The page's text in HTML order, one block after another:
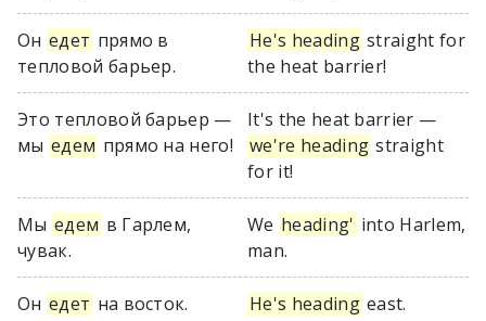
Он едет прямо в
тепловой барьер.
He's heading straight for
the heat barrier!
Это тепловой барьер —
мы едем прямо на него!
It's the heat barrier —
we're heading straight
for it!
Мы едем в Гарлем,
чувак.
We heading' into Harlem,
man.
Он едет на восток. He's heading east.